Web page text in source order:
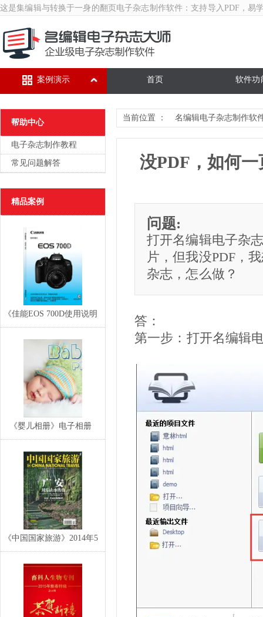
这是集编辑与转换于一身的翻页 电子杂志制作软件 ：支持导入PDF，易
首页
案例演示 软件功
帮助中心
电子杂志制作教程
常见问题解答
精品案例
《佳能EOS 700D使用说明
《婴儿相册》电子相册
《中国国家旅游》2014年5
当前位置 ： 名编辑电子杂志制作软
没PDF，如何
问题:
打开名编辑电子杂
片，但我没PDF，
杂志，怎么做？
答：
第一步：打开名编辑